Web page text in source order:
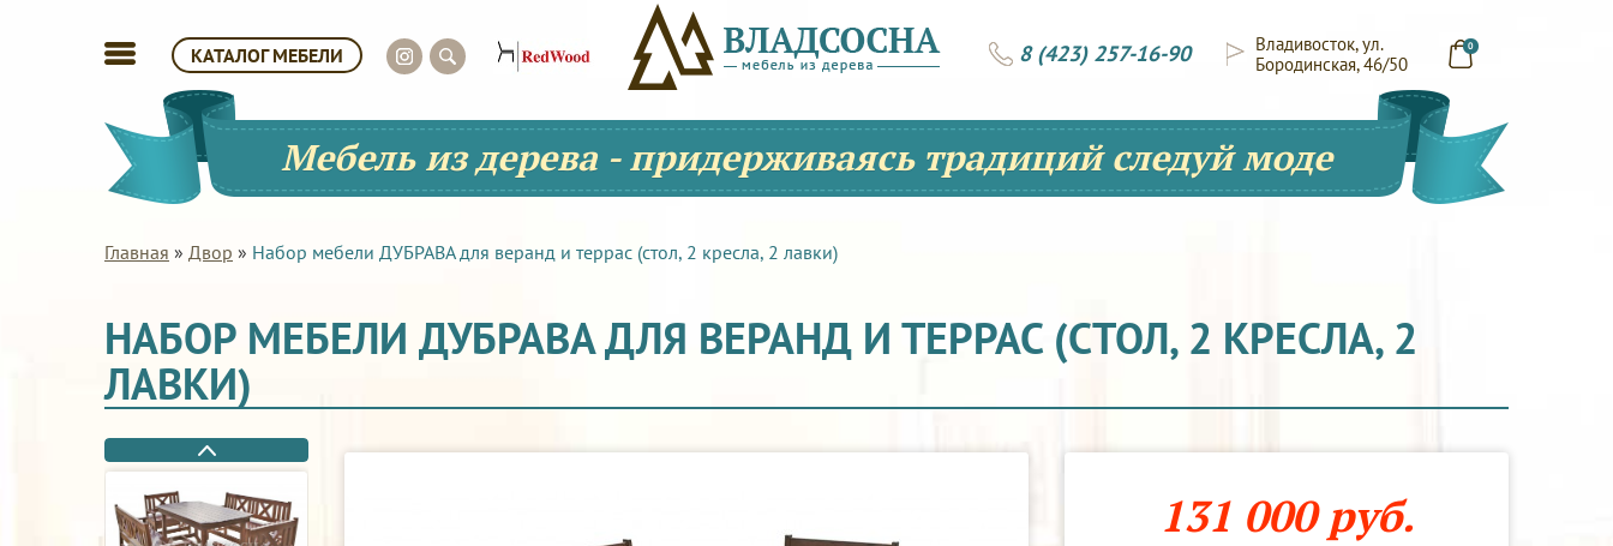
КАТАЛОГ МЕБЕЛИ 0
Владивосток, ул.
Бородинская, 46/50
8 (423) 257-16-90
Мебель из дерева - придерживаясь традиций следуй моде
Главная » Двор » Набор мебели ДУБРАВА для веранд и террас (стол, 2 кресла, 2 лавки)
НАБОР МЕБЕЛИ ДУБРАВА ДЛЯ ВЕРАНД И ТЕРРАС (СТОЛ, 2 КРЕСЛА, 2
ЛАВКИ)
131 000 руб.